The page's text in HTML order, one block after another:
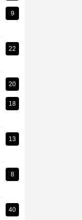
9
22
20
18
13
8
40